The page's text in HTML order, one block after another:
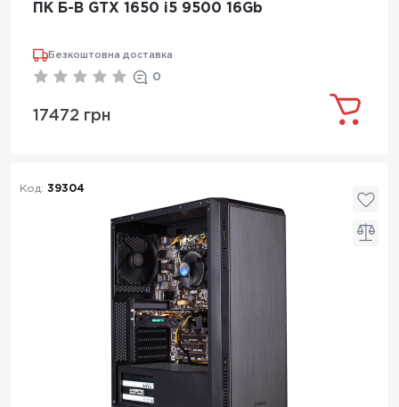
ПК Б-В GTX 1650 i5 9500 16Gb
Безкоштовна доставка
0
17472 грн
Код: 39304